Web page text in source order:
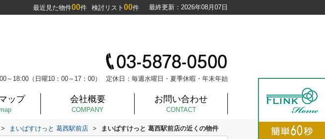
最近見た物件00件 検討リスト 00件 最終更新：2026年08月07日
～18:00（日曜10：00～17：00） 定休日：毎週水曜日・夏季休暇・年末年始
ップ 会社概要
COMPANY
お問い合わせ
CONTACT
> まいばすけっと 葛西駅前店 > まいばすけっと 葛西駅前店の近くの物件